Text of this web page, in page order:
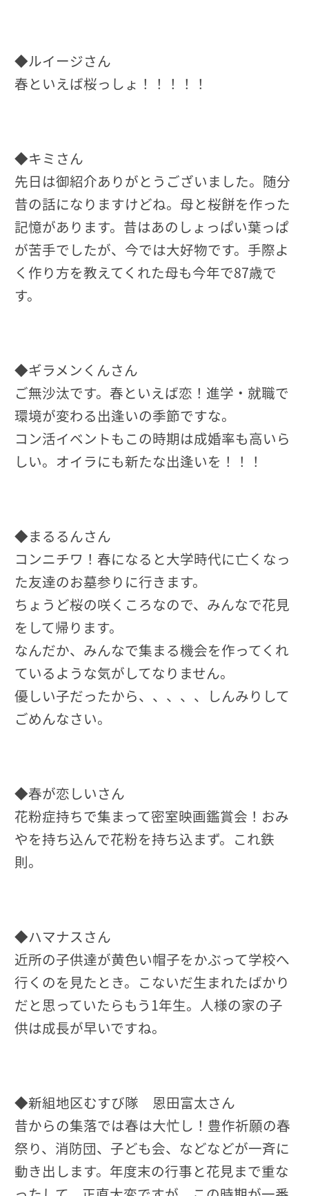
◆ルイージさん
春といえば桜っしょ！！！！！
◆キミさん
先日は御紹介ありがとうございました。随分
昔の話になりますけどね。母と桜餅を作った
記憶があります。昔はあのしょっぱい葉っぱ
が苦手でしたが、今では大好物です。手際よ
く作り方を教えてくれた母も今年で87歳で
す。
◆ギラメンくんさん
ご無沙汰です。春といえば恋！進学・就職で
環境が変わる出逢いの季節ですな。
コン活イベントもこの時期は成婚率も高いら
しい。オイラにも新たな出逢いを！！！
◆まるるんさん
コンニチワ！春になると大学時代に亡くなっ
た友達のお墓参りに行きます。
ちょうど桜の咲くころなので、みんなで花見
をして帰ります。
なんだか、みんなで集まる機会を作ってくれ
ているような気がしてなりません。
優しい子だったから、、、、、しんみりして
ごめんなさい。
◆春が恋しいさん
花粉症持ちで集まって密室映画鑑賞会！おみ
やを持ち込んで花粉を持ち込まず。これ鉄
則。
◆ハマナスさん
近所の子供達が黄色い帽子をかぶって学校へ
行くのを見たとき。こないだ生まれたばかり
だと思っていたらもう1年生。人様の家の子
供は成長が早いですね。
◆新組地区むすび隊 恩田富太さん
昔からの集落では春は大忙し！豊作祈願の春
祭り、消防団、子ども会、などなどが一斉に
動き出します。年度末の行事と花見まで重な